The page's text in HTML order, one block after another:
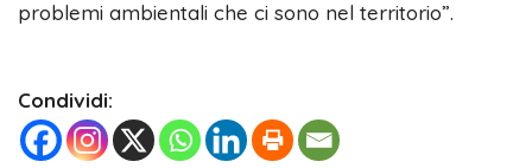
problemi ambientali che ci sono nel territorio”.
Condividi: